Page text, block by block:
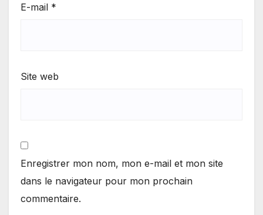
E-mail *
Site web
Enregistrer mon nom, mon e-mail et mon site
dans le navigateur pour mon prochain
commentaire.